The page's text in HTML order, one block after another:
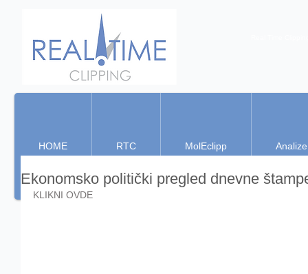
HOME RTC MolEclipp Analize
Ekonomsko politički pregled dnevne
KLIKNI OVDE